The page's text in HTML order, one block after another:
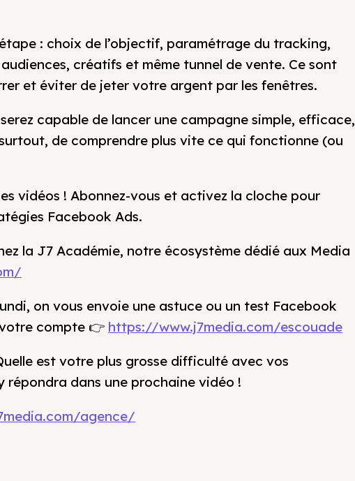
: choix de l’objectif, paramétrage du tracking,
créatifs et même tunnel de vente. Ce sont
et éviter de jeter votre argent par les fenêtres.
capable de lancer une campagne simple, efficace,
de comprendre plus vite ce qui fonctionne (ou
vidéos ! Abonnez-vous et activez la cloche pour
Facebook Ads.
la J7 Académie, notre écosystème dédié aux Media
on vous envoie une astuce ou un test Facebook
compte 👉 https://www.j7media.com/escouade
est votre plus grosse difficulté avec vos
répondra dans une prochaine vidéo !
agence/